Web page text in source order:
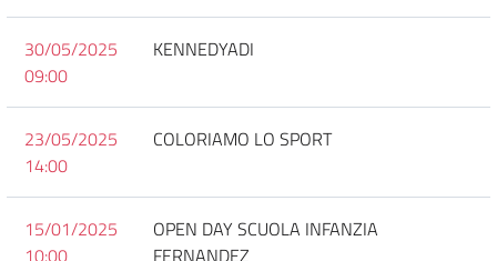
30/05/2025
09:00
KENNEDYADI
23/05/2025
14:00
COLORIAMO LO SPORT
15/01/2025
10:00
OPEN DAY SCUOLA INFANZIA
FERNANDEZ